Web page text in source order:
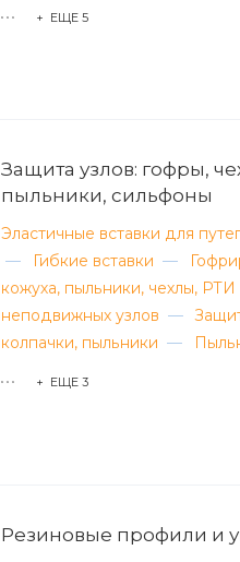
+ ЕЩЕ 5
Защита узлов: гофры,
пыльники, сильфоны
Эластичные вставки для
—
Гибкие вставки —
кожуха, пыльники, чехлы,
неподвижных узлов —
колпачки, пыльники —
+ ЕЩЕ 3
Резиновые профили и